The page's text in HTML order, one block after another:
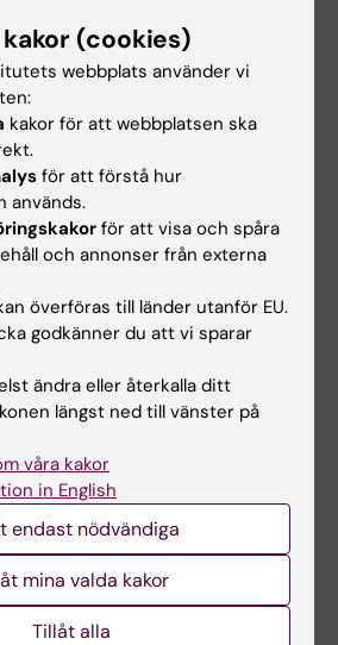
och
förbättra
trafiksäkerheten
öka risken för olyckor – men
17 dec 2025
med senare start?
Theresa Lemke samlar in data
från en studie där skolor
provat att anpassa…
(cookies)
webbplats använder vi
kakor för att webbplatsen ska
för att förstå hur
används.
för att visa och spåra
och annonser från externa
överföras till länder utanför EU.
godkänner du att vi sparar
ändra eller återkalla ditt
längst ned till vänster på
våra kakor
in English
endast nödvändiga
mina valda kakor
Tillåt alla